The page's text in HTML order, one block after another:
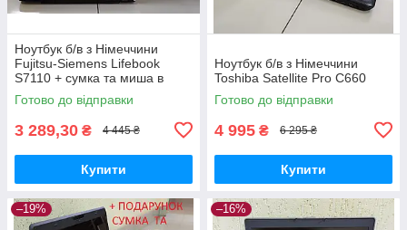
Ноутбук б/в з Німеччини
Fujitsu-Siemens Lifebook
S7110 + сумка та миша в
подарунок
Готово до відправки
3 289,30 ₴ 4 445 ₴
Купити
Ноутбук б/в з Німеччини
Toshiba Satellite Pro C660
Готово до відправки
4 995 ₴ 6 295 ₴
Купити
–19% –16%